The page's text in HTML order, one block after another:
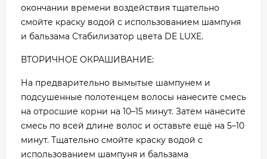
окончании времени воздействия тщательно
смойте краску водой с использованием шампуня
и бальзама Стабилизатор цвета DE LUXE.
ВТОРИЧНОЕ ОКРАШИВАНИЕ:
На предварительно вымытые шампунем и
подсушенные полотенцем волосы нанесите смесь
на отросшие корни на 10–15 минут. Затем нанесите
смесь по всей длине волос и оставьте ещё на 5–10
минут. Тщательно смойте краску водой с
использованием шампуня и бальзама